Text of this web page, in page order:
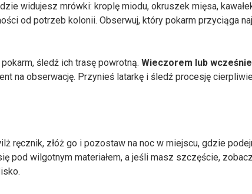
widujesz mrówki: kroplę miodu, okruszek mięsa,
od potrzeb kolonii. Obserwuj, który pokarm przyciąga
śledź ich trasę powrotną.Wieczorem lub
na obserwację. Przynieś latarkę i śledź procesję
ręcznik, złóż go i pozostaw na noc w miejscu, gdzie
pod wilgotnym materiałem, a jeśli masz szczęście,